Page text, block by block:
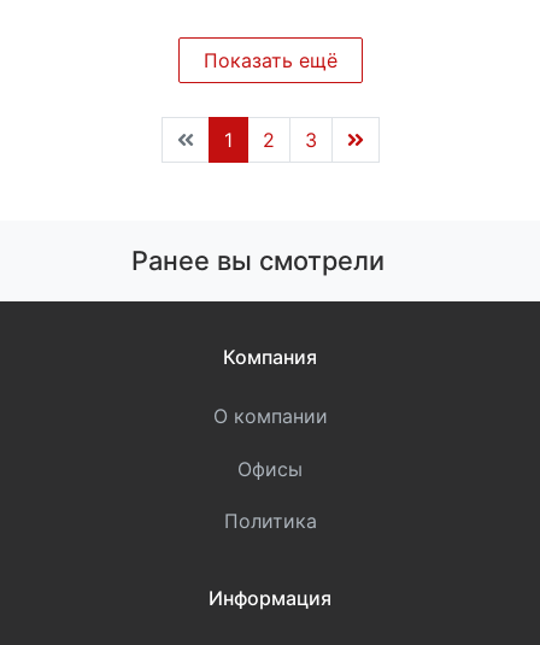
Показать ещё
1 2 3
Ранее вы смотрели
Компания
О компании
Офисы
Политика
Информация